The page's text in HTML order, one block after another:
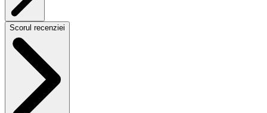
Scorul recenziei